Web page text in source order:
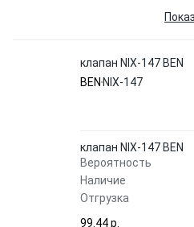
клапан NIX-147 BEN
BEN NIX-147
клапан NIX-147 BEN
Вероятность
Наличие
Отгрузка
99.44 p.